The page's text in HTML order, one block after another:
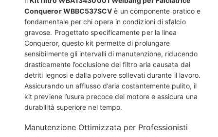
Conqueror WBBC537SCV è un componente pratico e
fondamentale per chi opera in condizioni di sfalcio
gravose. Progettato specificamente per la linea
Conqueror, questo kit permette di prolungare
sensibilmente gli intervalli di manutenzione, riducendo
drasticamente l’occlusione del filtro aria causata dai
detriti legnosi e dalla polvere sollevati durante il lavoro.
Assicurando un afflusso d’aria costantemente pulito, il
kit previene l’usura precoce del motore e assicura una
durabilità superiore nel tempo.
Manutenzione Ottimizzata per Professionisti